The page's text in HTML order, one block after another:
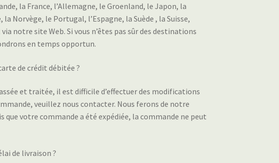
la France, l’Allemagne, le Groenland, le Japon, la
Norvège, le Portugal, l’Espagne, la Suède , la Suisse,
notre site Web. Si vous n’êtes pas sûr des destinations
en temps opportun.
de crédit débitée ?
et traitée, il est difficile d’effectuer des modifications
veuillez nous contacter. Nous ferons de notre
votre commande a été expédiée, la commande ne peut
de livraison ?